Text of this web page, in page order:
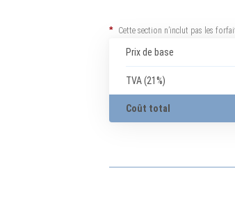
* Cette section n’inclut pas les
Prix de base
TVA (21%)
Coût total